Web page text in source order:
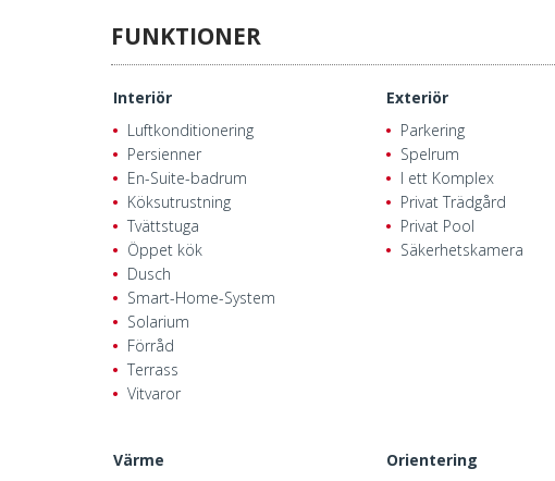
FUNKTIONER
Interiör
Luftkonditionering
Persienner
En-Suite-badrum
Köksutrustning
Tvättstuga
Öppet kök
Dusch
Smart-Home-System
Solarium
Förråd
Terrass
Vitvaror
Exteriör
Parkering
Spelrum
I ett Komplex
Privat Trädgård
Privat Pool
Säkerhetskamera
Värme
Orientering